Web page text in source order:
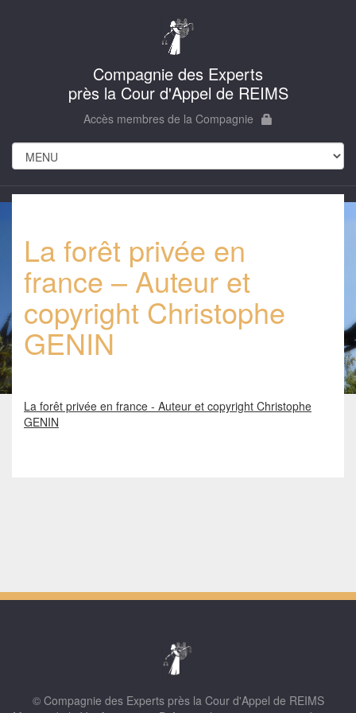
Compagnie des Experts
près la Cour d'Appel de REIMS
Accès membres de la Compagnie
La forêt privée en
france – Auteur et
copyright Christophe
GENIN
La forêt privée en france - Auteur et copyright Christophe
GENIN
© Compagnie des Experts près la Cour d'Appel de REIMS